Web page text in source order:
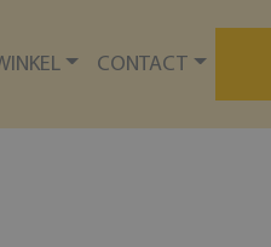
CONTACT